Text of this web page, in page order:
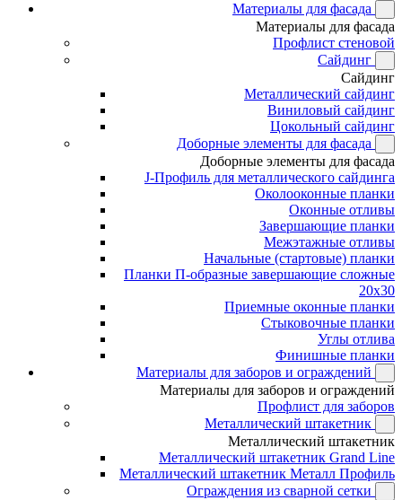
Материалы для фасада
Материалы для фасада
Профлист стеновой
Сайдинг
Сайдинг
Металлический сайдинг
Виниловый сайдинг
Цокольный сайдинг
Доборные элементы для фасада
Доборные элементы для фасада
J-Профиль для металлического сайдинга
Околооконные планки
Оконные отливы
Завершающие планки
Межэтажные отливы
Начальные (стартовые) планки
Планки П-образные завершающие сложные
20x30
Приемные оконные планки
Стыковочные планки
Углы отлива
Финишные планки
Материалы для заборов и ограждений
Материалы для заборов и ограждений
Профлист для заборов
Металлический штакетник
Металлический штакетник
Металлический штакетник Grand Line
Металлический штакетник Металл Профиль
Ограждения из сварной сетки